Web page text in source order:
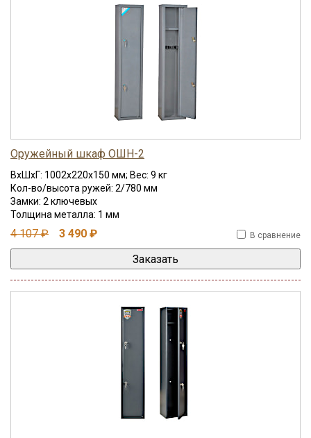
В нашем магазине вы можете купить оружейный шкаф по
выгодной цене — на выбор предлагается более 100 моделей
российского производства. Гарантия полного соответствия
всем требованиям МВД РФ. Обеспечим оперативную
огнестрельного оружия, подберем наиболее подходящие
В сравнение
Оружейный шкаф ОШН-2
ВхШхГ: 1002x220x150 мм; Вес: 9 кг
Кол-во/высота ружей: 2/780 мм
Замки: 2 ключевых
Толщина металла: 1 мм
4 107 ₽ 3 490 ₽